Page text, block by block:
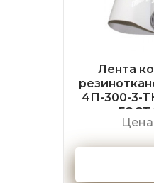
Лента
4П-300-3-
ГОСТ